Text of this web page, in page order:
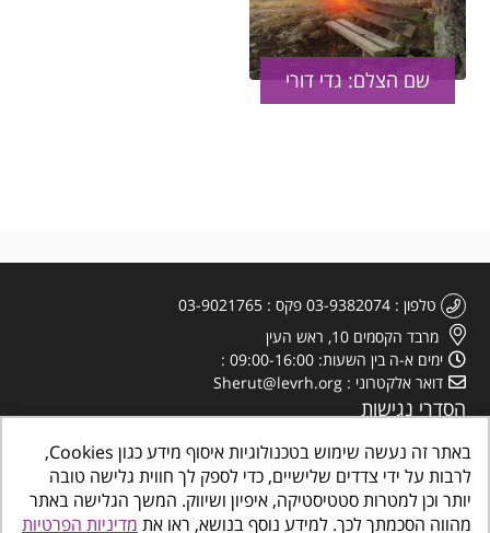
שם הצלם: גדי דורי
טלפון 03-9382074 פקס
03-9021765
מרבד הקסמים 10, ראש העין
ימים א-ה בין השעות: 09:00-16:00
דואר אלקטרוני
Sherut@levrh.org
הסדרי נגישות
באתר זה נעשה שימוש בטכנולוגיות איסוף מידע כגון Cookies,
לרבות על ידי צדדים שלישיים, כדי לספק לך חווית גלישה טובה
יותר וכן למטרות סטטיסטיקה, איפיון ושיווק. המשך הגלישה באתר
מהווה הסכמתך לכך. למידע נוסף בנושא, ראו את מדיניות הפרטיות